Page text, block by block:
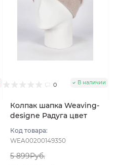
0 В наличии
Колпак шапка Weaving-
designe Радуга цвет
Код товара:
WEA00200149350
5 899Руб.